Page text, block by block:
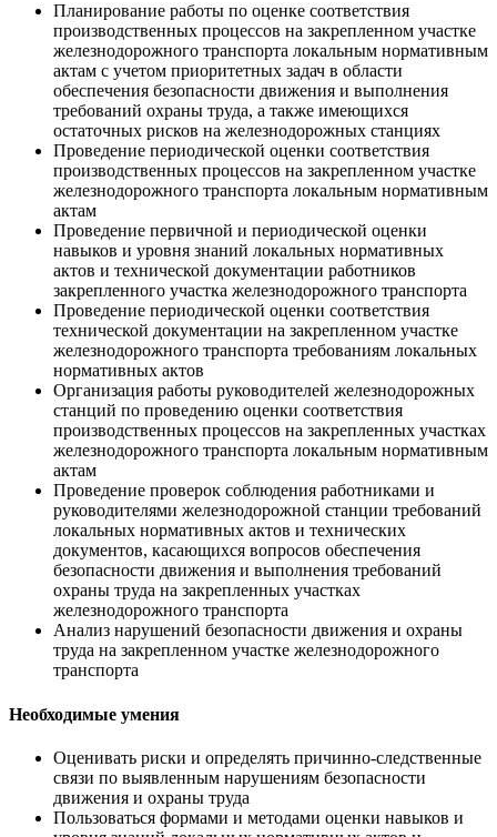
Планирование работы по оценке соответствия
производственных процессов на закрепленном участке
железнодорожного транспорта локальным нормативным
актам с учетом приоритетных задач в области
обеспечения безопасности движения и выполнения
требований охраны труда, а также имеющихся
остаточных рисков на железнодорожных станциях
Проведение периодической оценки соответствия
производственных процессов на закрепленном участке
железнодорожного транспорта локальным нормативным
актам
Проведение первичной и периодической оценки
навыков и уровня знаний локальных нормативных
актов и технической документации работников
закрепленного участка железнодорожного транспорта
Проведение периодической оценки соответствия
технической документации на закрепленном участке
железнодорожного транспорта требованиям локальных
нормативных актов
Организация работы руководителей железнодорожных
станций по проведению оценки соответствия
производственных процессов на закрепленных участках
железнодорожного транспорта локальным нормативным
актам
Проведение проверок соблюдения работниками и
руководителями железнодорожной станции требований
локальных нормативных актов и технических
документов, касающихся вопросов обеспечения
безопасности движения и выполнения требований
охраны труда на закрепленных участках
железнодорожного транспорта
Анализ нарушений безопасности движения и охраны
труда на закрепленном участке железнодорожного
транспорта
Необходимые умения
Оценивать риски и определять причинно-следственные
связи по выявленным нарушениям безопасности
движения и охраны труда
Пользоваться формами и методами оценки навыков и